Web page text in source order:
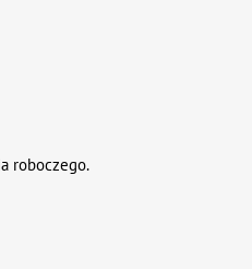
roboczego.